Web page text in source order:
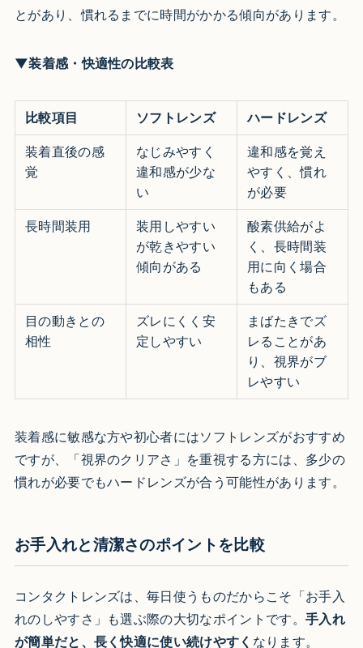
とがあり、慣れるまでに時間がかかる傾向があります。
▼装着感・快適性の比較表
比較項目 ソフトレンズ ハードレンズ
装着直後の感
覚
なじみやすく
違和感が少な
い
違和感を覚え
やすく、慣れ
が必要
長時間装用
装用しやすい
が乾きやすい
傾向がある
酸素供給がよ
く、長時間装
用に向く場合
もある
目の動きとの
相性
ズレにくく安
定しやすい
まばたきでズ
レることがあ
り、視界がブ
レやすい
装着感に敏感な方や初心者にはソフトレンズがおすすめ
ですが、「視界のクリアさ」を重視する方には、多少の
慣れが必要でもハードレンズが合う可能性があります。
お手入れと清潔さのポイントを比較
コンタクトレンズは、毎日使うものだからこそ「お手入
れのしやすさ」も選ぶ際の大切なポイントです。手入れ
が簡単だと、長く快適に使い続けやすく なります。